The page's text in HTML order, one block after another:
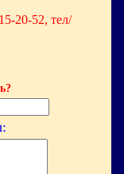
20-52, тел/